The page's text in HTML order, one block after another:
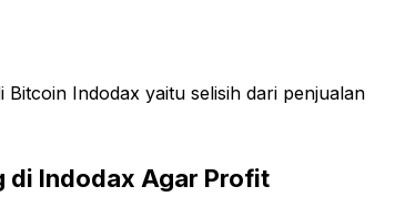
Indodax yaitu selisih dari penjualan
di Indodax Agar Profit